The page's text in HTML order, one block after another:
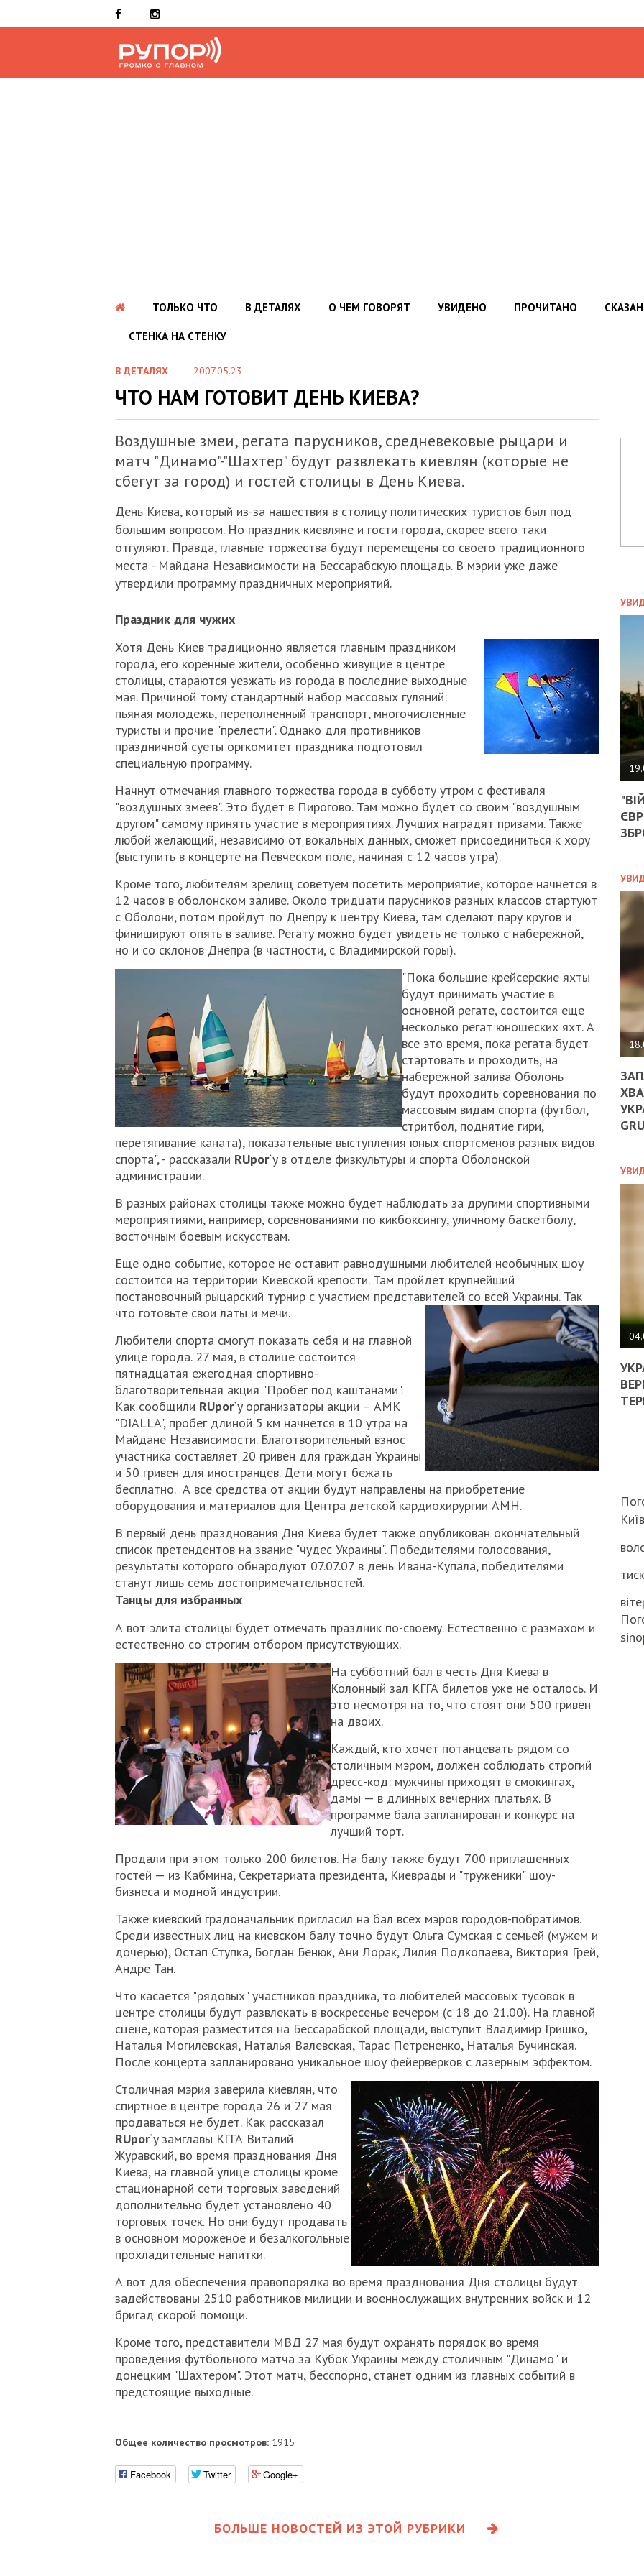
ТОЛЬКО ЧТО В ДЕТАЛЯХ О ЧЕМ ГОВОРЯТ УВИДЕНО ПРОЧИТАНО
СТЕНКА НА СТЕНКУ
В ДЕТАЛЯХ 2007.05.23
ЧТО НАМ ГОТОВИТ ДЕНЬ КИЕВА?
Воздушные змеи, регата парусников, средневековые рыцари и
матч "Динамо"-"Шахтер" будут развлекать киевлян (которые не
сбегут за город) и гостей столицы в День Киева.
День Киева, который из-за нашествия в столицу политических туристов был под
большим вопросом. Но праздник киевляне и гости города, скорее всего таки
отгуляют. Правда, главные торжества будут перемещены со своего традиционного
места - Майдана Независимости на Бессарабскую площадь. В мэрии уже даже
утвердили программу праздничных мероприятий.
Праздник для чужих
Хотя День Киев традиционно является главным праздником
города, его коренные жители, особенно живущие в центре
столицы, стараются уезжать из города в последние выходные
мая. Причиной тому стандартный набор массовых гуляний:
пьяная молодежь, переполненный транспорт, многочисленные
туристы и прочие "прелести". Однако для противников
праздничной суеты оргкомитет праздника подготовил
специальную программу.
Начнут отмечания главного торжества города в субботу утром с фестиваля
"воздушных змеев". Это будет в Пирогово. Там можно будет со своим "воздушным
другом" самому принять участие в мероприятиях. Лучших наградят призами. Также
любой желающий, независимо от вокальных данных, сможет присоединиться к хору
(выступить в концерте на Певческом поле, начиная с 12 часов утра).
Кроме того, любителям зрелищ советуем посетить мероприятие, которое начнется в
12 часов в оболонском заливе. Около тридцати парусников разных классов стартуют
с Оболони, потом пройдут по Днепру к центру Киева, там сделают пару кругов и
финишируют опять в заливе. Регату можно будет увидеть не только с набережной,
но и со склонов Днепра (в частности, с Владимирской горы).
"Пока большие крейсерские яхты
будут принимать участие в
основной регате, состоится еще
несколько регат юношеских яхт. А
все это время, пока регата будет
стартовать и проходить, на
набережной залива Оболонь
будут проходить соревнования по
массовым видам спорта (футбол,
стритбол, поднятие гири,
перетягивание каната), показательные выступления юных спортсменов разных видов
спорта", - рассказали RUpor`y в отделе физкультуры и спорта Оболонской
администрации.
В разных районах столицы также можно будет наблюдать за другими спортивными
мероприятиями, например, соревнованиями по кикбоксингу, уличному баскетболу,
восточным боевым искусствам.
Еще одно событие, которое не оставит равнодушными любителей необычных шоу
состоится на территории Киевской крепости. Там пройдет крупнейший
постановочный рыцарский турнир с участием представителей со всей Украины. Так
что готовьте свои латы и мечи.
Любители спорта смогут показать себя и на главной
улице города. 27 мая, в столице состоится
пятнадцатая ежегодная спортивно-
благотворительная акция "Пробег под каштанами".
Как сообщили RUpor`y организаторы акции – АМК
"DIALLA", пробег длиной 5 км начнется в 10 утра на
Майдане Независимости. Благотворительный взнос
участника составляет 20 гривен для граждан Украины
и 50 гривен для иностранцев. Дети могут бежать
бесплатно. А все средства от акции будут направлены на приобретение
оборудования и материалов для Центра детской кардиохирургии АМН.
В первый день празднования Дня Киева будет также опубликован окончательный
список претендентов на звание "чудес Украины". Победителями голосования,
результаты которого обнародуют 07.07.07 в день Ивана-Купала, победителями
станут лишь семь достопримечательностей.
Танцы для избранных
А вот элита столицы будет отмечать праздник по-своему. Естественно с размахом и
естественно со строгим отбором присутствующих.
На субботний бал в честь Дня Киева в
Колонный зал КГГА билетов уже не осталось. И
это несмотря на то, что стоят они 500 гривен
на двоих.
Каждый, кто хочет потанцевать рядом со
столичным мэром, должен соблюдать строгий
дресс-код: мужчины приходят в смокингах,
дамы — в длинных вечерних платьях. В
программе бала запланирован и конкурс на
лучший торт.
Продали при этом только 200 билетов. На балу также будут 700 приглашенных
гостей — из Кабмина, Секретариата президента, Киеврады и "труженики" шоу-
бизнеса и модной индустрии.
Также киевский градоначальник пригласил на бал всех мэров городов-побратимов.
Среди известных лиц на киевском балу точно будут Ольга Сумская с семьей (мужем и
дочерью), Остап Ступка, Богдан Бенюк, Ани Лорак, Лилия Подкопаева, Виктория Грей,
Андре Тан.
Что касается "рядовых" участников праздника, то любителей массовых тусовок в
центре столицы будут развлекать в воскресенье вечером (с 18 до 21.00). На главной
сцене, которая разместится на Бессарабской площади, выступит Владимир Гришко,
Наталья Могилевская, Наталья Валевская, Тарас Петрененко, Наталья Бучинская.
После концерта запланировано уникальное шоу фейерверков с лазерным эффектом.
Столичная мэрия заверила киевлян, что
спиртное в центре города 26 и 27 мая
продаваться не будет. Как рассказал
RUpor`y замглавы КГГА Виталий
Журавский, во время празднования Дня
Киева, на главной улице столицы кроме
стационарной сети торговых заведений
дополнительно будет установлено 40
торговых точек. Но они будут продавать
в основном мороженое и безалкогольные
прохладительные напитки.
А вот для обеспечения правопорядка во время празднования Дня столицы будут
задействованы 2510 работников милиции и военнослужащих внутренних войск и 12
бригад скорой помощи.
Кроме того, представители МВД 27 мая будут охранять порядок во время
проведения футбольного матча за Кубок Украины между столичным "Динамо" и
донецким "Шахтером". Этот матч, бесспорно, станет одним из главных событий в
предстоящие выходные.
Общее количество просмотров:1915
Facebook Twitter Google+
БОЛЬШЕ НОВОСТЕЙ ИЗ ЭТОЙ РУБРИКИ
НА
ДО
ЄС
-
НА
Київ